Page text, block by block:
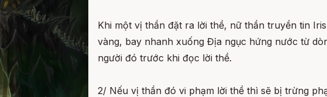
Khi một vị thần đặt ra lời thề, nữ thần truyền tin
vàng, bay nhanh xuống Địa ngục hứng nước từ
người đó trước khi đọc lời thề.
2/ Nếu vị thần đó vi phạm lời thề thì sẽ bị trừng